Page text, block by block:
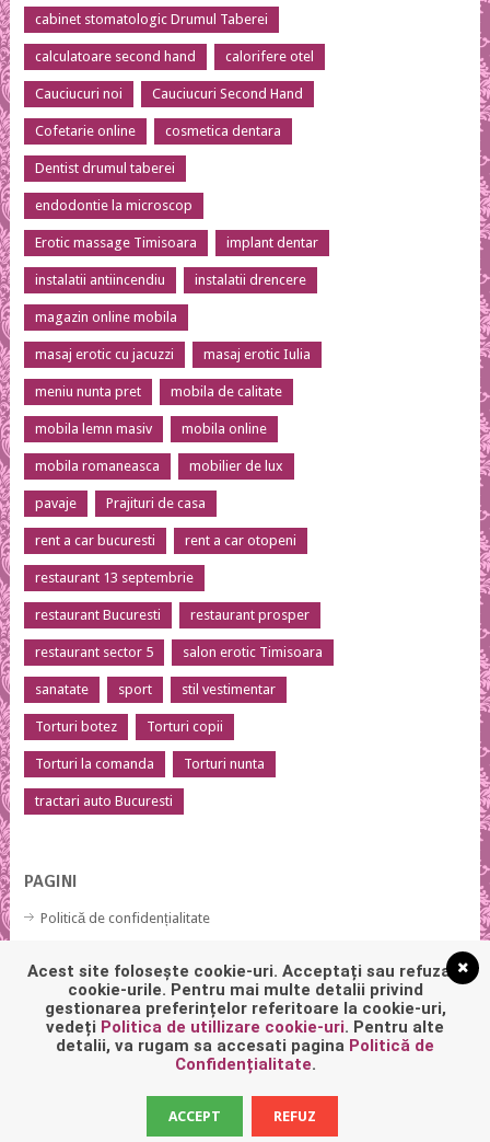
cabinet stomatologic Drumul Taberei
calculatoare second hand calorifere otel
Cauciucuri noi Cauciucuri Second Hand
Cofetarie online cosmetica dentara
Dentist drumul taberei
endodontie la microscop
Erotic massage Timisoara implant dentar
instalatii antiincendiu instalatii drencere
magazin online mobila
masaj erotic cu jacuzzi masaj erotic Iulia
meniu nunta pret mobila de calitate
mobila lemn masiv mobila online
mobila romaneasca mobilier de lux
pavaje Prajituri de casa
rent a car bucuresti rent a car otopeni
restaurant 13 septembrie
restaurant Bucuresti restaurant prosper
restaurant sector 5 salon erotic Timisoara
sanatate sport stil vestimentar
Torturi botez Torturi copii
Torturi la comanda Torturi nunta
tractari auto Bucuresti
PAGINI
Politică de confidențialitate
Acest site folosește cookie-uri. Acceptați sau refuzați
cookie-urile. Pentru mai multe detalii privind
gestionarea preferințelor referitoare la cookie-uri,
vedeți Politica de utillizare cookie-uri. Pentru alte
detalii, va rugam sa accesati pagina Politică de
Confidențialitate.
ACCEPT REFUZ